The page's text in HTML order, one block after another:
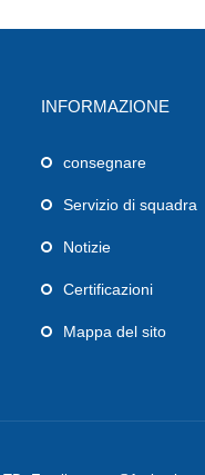
INFORMAZIONE
consegnare
Servizio di squadra
Notizie
Certificazioni
Mappa del sito